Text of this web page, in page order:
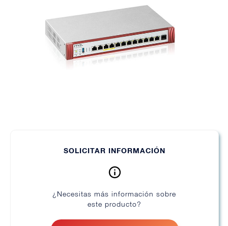
SOLICITAR INFORMACIÓN
¿Necesitas más información sobre
este producto?